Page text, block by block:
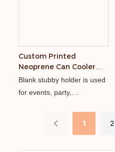
Custom Printed
Neoprene Can Cooler
Stubby Holder Factory
Blank stubby holder is used
for events, party,
1 2